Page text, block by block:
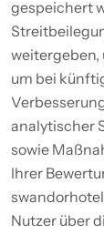
gespeichert
weitergeben,
um bei
analytischer
sowie
Ihrer
Nutzer über